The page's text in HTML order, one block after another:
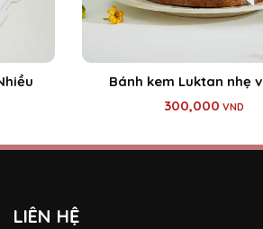
Bánh kem Luktan nhẹ
300,000 VND
LIÊN HỆ